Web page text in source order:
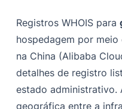
Registros WHOIS para
hospedagem por
na China (Alibaba
detalhes de registro
estado administrativo.
geográfica entre a